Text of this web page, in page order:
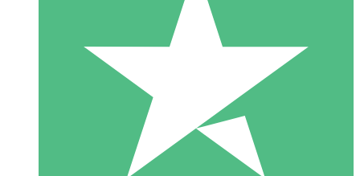
Packs de Crédits Individuels
Payez à l'utilisation avec des crédits de téléchargement. Sans
1 Téléchargement
10 00